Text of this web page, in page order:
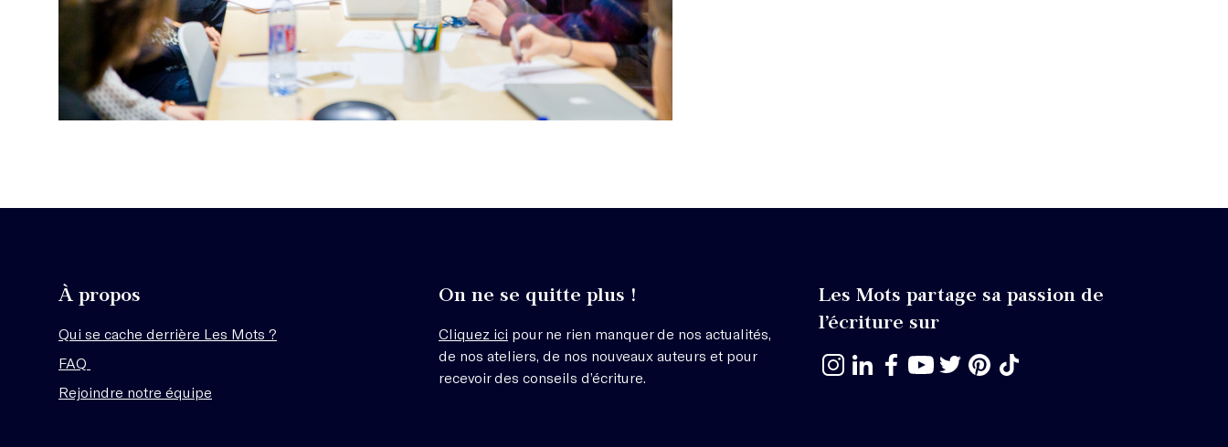
À propos
Qui se cache derrière Les Mots ?
FAQ
Rejoindre notre équipe
On ne se quitte plus !
Cliquez ici pour ne rien manquer de nos actualités,
de nos ateliers, de nos nouveaux auteurs et pour
recevoir des conseils d’écriture.
Les Mots partage sa passion de
l’écriture sur